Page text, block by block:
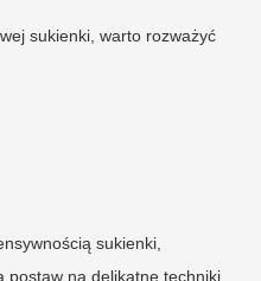
sukienki, warto rozważyć
sukienki,
postaw na delikatne techniki